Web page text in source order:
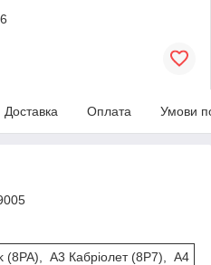
Доставка Оплата Умови
A3 Кабріолет (8P7), A4